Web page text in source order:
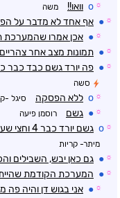
☼
o וואו!! משה
☼
● אף אחד לא מדבר על
☼
● אכן אמרו שהמערכת
☼
● תמונות מצב אחר
☼
● פה יורד גשם כבד כבר
סשה
☼
o ללא הפסקה סיגל -
☼
● גשם רוסמן פיעה
☼
o גשם יורד כבר 4 וחצי שעות ולא מפסיק. טמפרטורה ב3 9.8 מעלות.
מיתר- קריות
☼
● גם כאן יבש, השבילים
☼
● המערכת הקודמת
☼
● אני בגוש דן והיה